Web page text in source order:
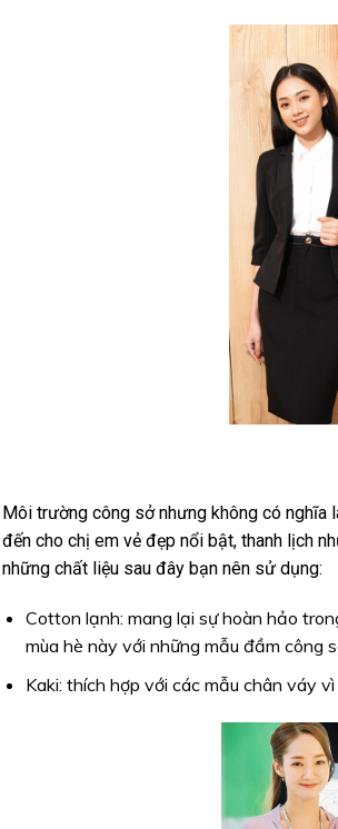
Môi trường công sở nhưng không có nghĩa
đến cho chị em vẻ đẹp nổi bật, thanh lịch
những chất liệu sau đây bạn nên sử dụng:
Cotton lạnh: mang lại sự hoàn hảo
mùa hè này với những mẫu đầm công
Kaki: thích hợp với các mẫu chân váy